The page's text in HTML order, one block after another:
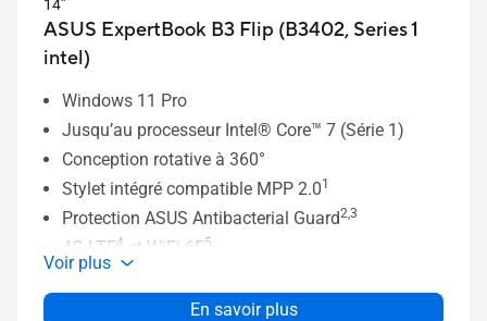
14”
ASUS ExpertBook B3 Flip (B3402, Series 1
intel)
Windows 11 Pro
Jusqu’au processeur Intel® Core™ 7 (Série 1)
Conception rotative à 360°
Stylet intégré compatible MPP 2.01
Protection ASUS Antibacterial Guard2,3
4G LTE4 et WiFi 6E5
Technologie audio bidirectionnelle avec
suppression de bruit par IA et touche micro-mute
Voir plus
En savoir plus